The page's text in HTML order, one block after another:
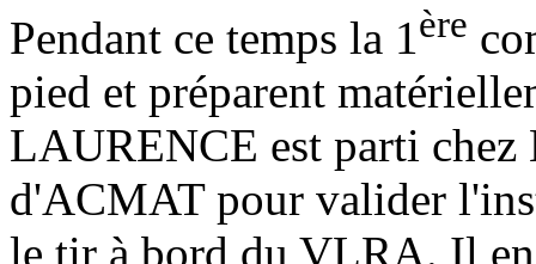
Pendant ce temps la 1ère
pied et préparent
LAURENCE est parti
d'ACMAT pour valider
le tir à bord du VLRA. Il en